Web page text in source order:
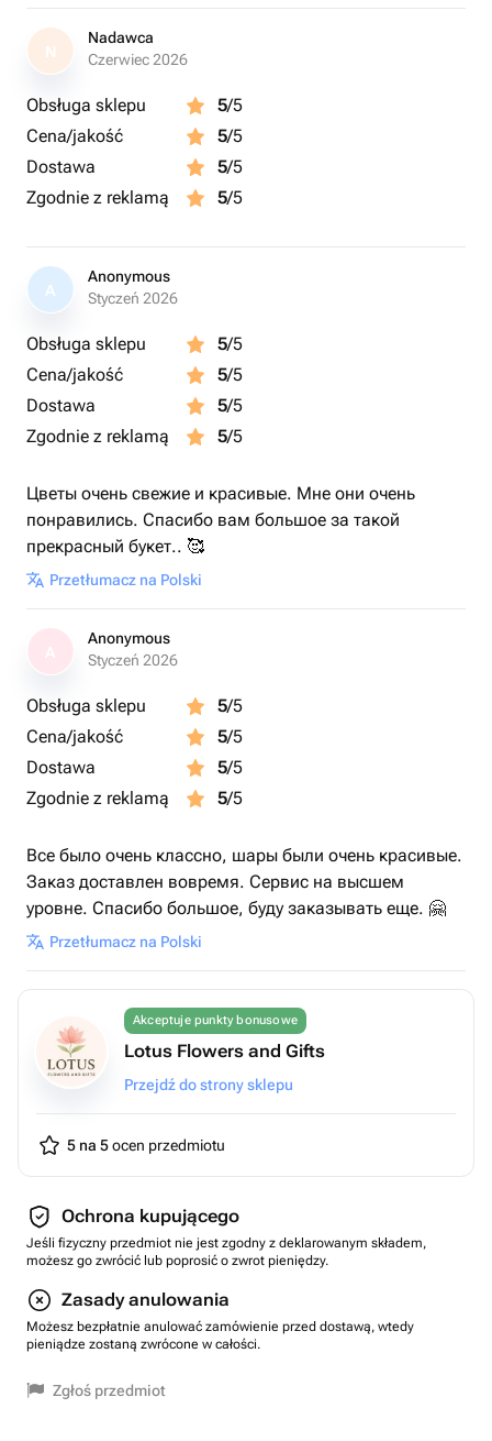
N
Nadawca
Czerwiec 2026
Obsługa sklepu 5/5
Cena/jakość
5/5
Dostawa
5/5
Zgodnie z reklamą
5/5
A
Anonymous
Styczeń 2026
Obsługa sklepu 5/5
Cena/jakość
5/5
Dostawa
5/5
Zgodnie z reklamą
5/5
Цветы очень свежие и красивые. Мне они очень
понравились. Спасибо вам большое за такой
прекрасный букет.. 🥰
Przetłumacz na Polski
Anonymous
Styczeń 2026
Obsługa sklepu 5/5
Cena/jakość
5/5
Dostawa
5/5
Zgodnie z reklamą
5/5
Все было очень классно, шары были очень красивые.
Заказ доставлен вовремя. Сервис на высшем
уровне. Спасибо большое, буду заказывать еще. 🤗
Przetłumacz na Polski
Akceptuje punkty bonusowe
Lotus Flowers and Gifts
Przejdź do strony sklepu
5 na 5ocen przedmiotu
Ochrona kupującego
Jeśli fizyczny przedmiot nie jest zgodny z deklarowanym składem,
możesz go zwrócić lub poprosić o zwrot pieniędzy.
Zasady anulowania
Możesz bezpłatnie anulować zamówienie przed dostawą, wtedy
pieniądze zostaną zwrócone w całości.
Zgłoś przedmiot